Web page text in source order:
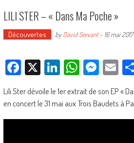
LILI STER – « Dans Ma Poche »
Découvertes byDavid Servant- 16 mai 2017
Facebook
X LinkedIn
Lili Ster dévoile le 1er extrait de son EP «
en concert le 31 mai aux Trois Baudets à